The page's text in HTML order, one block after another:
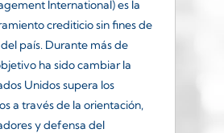
International) es la
crediticio sin fines de
país. Durante más de
ha sido cambiar la
Unidos supera los
a través de la orientación,
y defensa del